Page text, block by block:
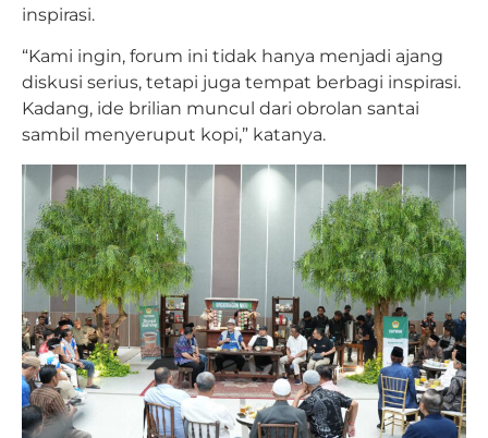
inspirasi.
“Kami ingin, forum ini tidak hanya menjadi ajang
diskusi serius, tetapi juga tempat berbagi inspirasi.
Kadang, ide brilian muncul dari obrolan santai
sambil menyeruput kopi,” katanya.